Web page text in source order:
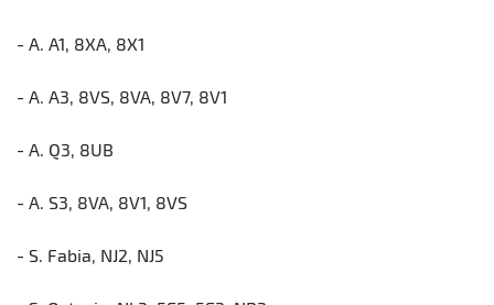
- A. A1, 8XA, 8X1
- A. A3, 8VS, 8VA, 8V7, 8V1
- A. Q3, 8UB
- A. S3, 8VA, 8V1, 8VS
- S. Fabia, NJ2, NJ5